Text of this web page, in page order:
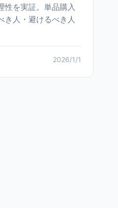
性を実証。単品購入
き人・避けるべき人
2026/1/1